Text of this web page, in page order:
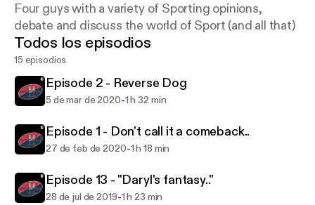
Four guys with a variety of Sporting opinions,
debate and discuss the world of Sport (and all that)
Todos los episodios
15 episodios
Episode 2 - Reverse Dog
5 de mar de 2020-1 h 32 min
Episode 1 - Don't call it a comeback..
27 de feb de 2020-1 h 18 min
Episode 13 - "Daryl's fantasy.."
28 de jul de 2019-1 h 23 min